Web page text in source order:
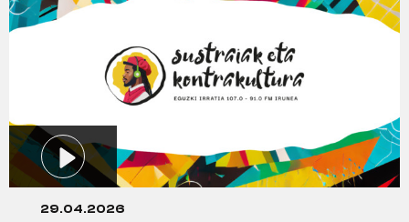
29.04.2026